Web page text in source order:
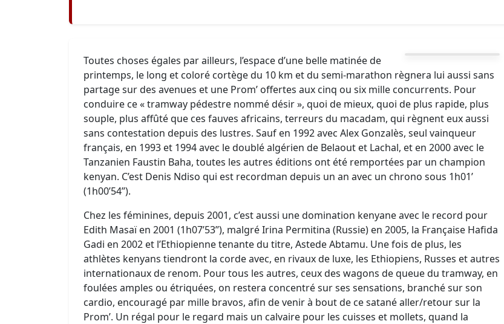
Toutes choses égales par ailleurs, l’espace d’une belle matinée de
printemps, le long et coloré cortège du 10 km et du semi-marathon règnera lui aussi sans
partage sur des avenues et une Prom’ offertes aux cinq ou six mille concurrents. Pour
conduire ce « tramway pédestre nommé désir », quoi de mieux, quoi de plus rapide, plus
souple, plus affûté que ces fauves africains, terreurs du macadam, qui règnent eux aussi
sans contestation depuis des lustres. Sauf en 1992 avec Alex Gonzalès, seul vainqueur
français, en 1993 et 1994 avec le doublé algérien de Belaout et Lachal, et en 2000 avec le
Tanzanien Faustin Baha, toutes les autres éditions ont été remportées par un champion
kenyan. C’est Denis Ndiso qui est recordman depuis un an avec un chrono sous 1h01’
(1h00’54’’).
Chez les féminines, depuis 2001, c’est aussi une domination kenyane avec le record pour
Edith Masaï en 2001 (1h07’53’’), malgré Irina Permitina (Russie) en 2005, la Française Hafida
Gadi en 2002 et l’Ethiopienne tenante du titre, Astede Abtamu. Une fois de plus, les
athlètes kenyans tiendront la corde avec, en rivaux de luxe, les Ethiopiens, Russes et autres
internationaux de renom. Pour tous les autres, ceux des wagons de queue du tramway, en
foulées amples ou étriquées, on restera concentré sur ses sensations, branché sur son
cardio, encouragé par mille bravos, afin de venir à bout de ce satané aller/retour sur la
Prom’. Un régal pour le regard mais un calvaire pour les cuisses et mollets, quand la